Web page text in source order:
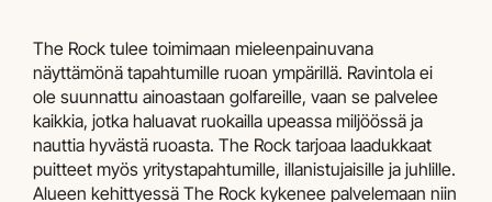
The Rock tulee toimimaan mieleenpainuvana
näyttämönä tapahtumille ruoan ympärillä. Ravintola ei
ole suunnattu ainoastaan golfareille, vaan se palvelee
kaikkia, jotka haluavat ruokailla upeassa miljöössä ja
nauttia hyvästä ruoasta. The Rock tarjoaa laadukkaat
puitteet myös yritystapahtumille, illanistujaisille ja juhlille.
Alueen kehittyessä The Rock kykenee palvelemaan niin